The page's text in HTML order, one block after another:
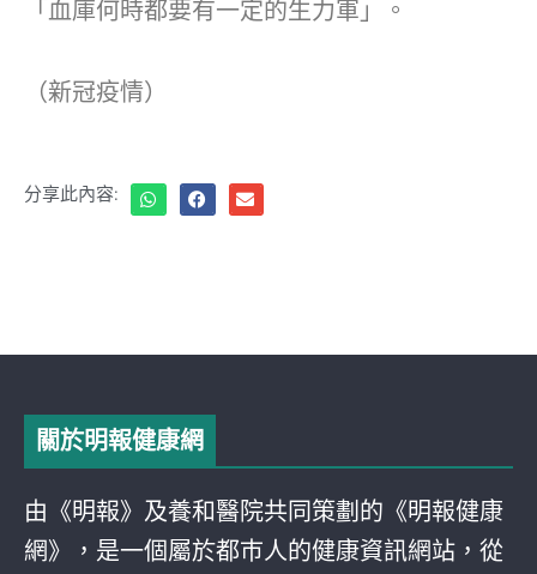
「血庫何時都要有一定的生力軍」。
（新冠疫情）
分享此內容:
關於明報健康網
由《明報》及養和醫院共同策劃的《明報健康
網》，是一個屬於都巿人的健康資訊網站，從